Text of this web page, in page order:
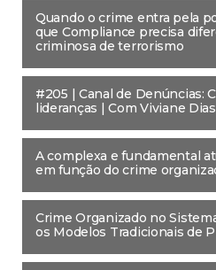
Quando o crime entra pela
que Compliance precisa
criminosa de terrorismo
#205 | Canal de Denúncias:
lideranças | Com Viviane
A complexa e fundamental
em função do crime
Crime Organizado no
os Modelos Tradicionais de